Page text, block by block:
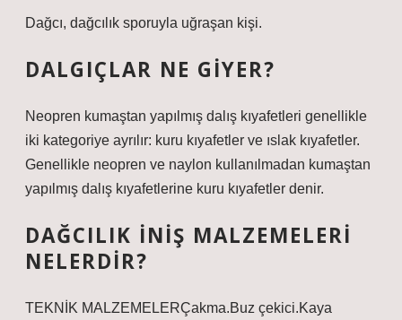
Dağcı, dağcılık sporuyla uğraşan kişi.
DALGIÇLAR NE GIYER?
Neopren kumaştan yapılmış dalış kıyafetleri genellikle
iki kategoriye ayrılır: kuru kıyafetler ve ıslak kıyafetler.
Genellikle neopren ve naylon kullanılmadan kumaştan
yapılmış dalış kıyafetlerine kuru kıyafetler denir.
DAĞCILIK INIŞ MALZEMELERI
NELERDIR?
TEKNİK MALZEMELERÇakma.Buz çekici.Kaya